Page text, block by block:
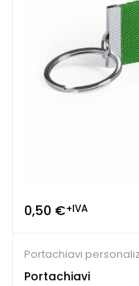
0,50 €+IVA
Portachiavi
Portachiavi